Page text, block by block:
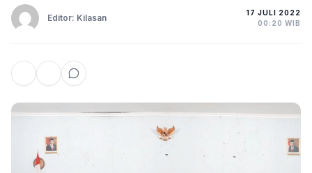
Editor: Kilasan
17 JULI 2022
00:20 WIB